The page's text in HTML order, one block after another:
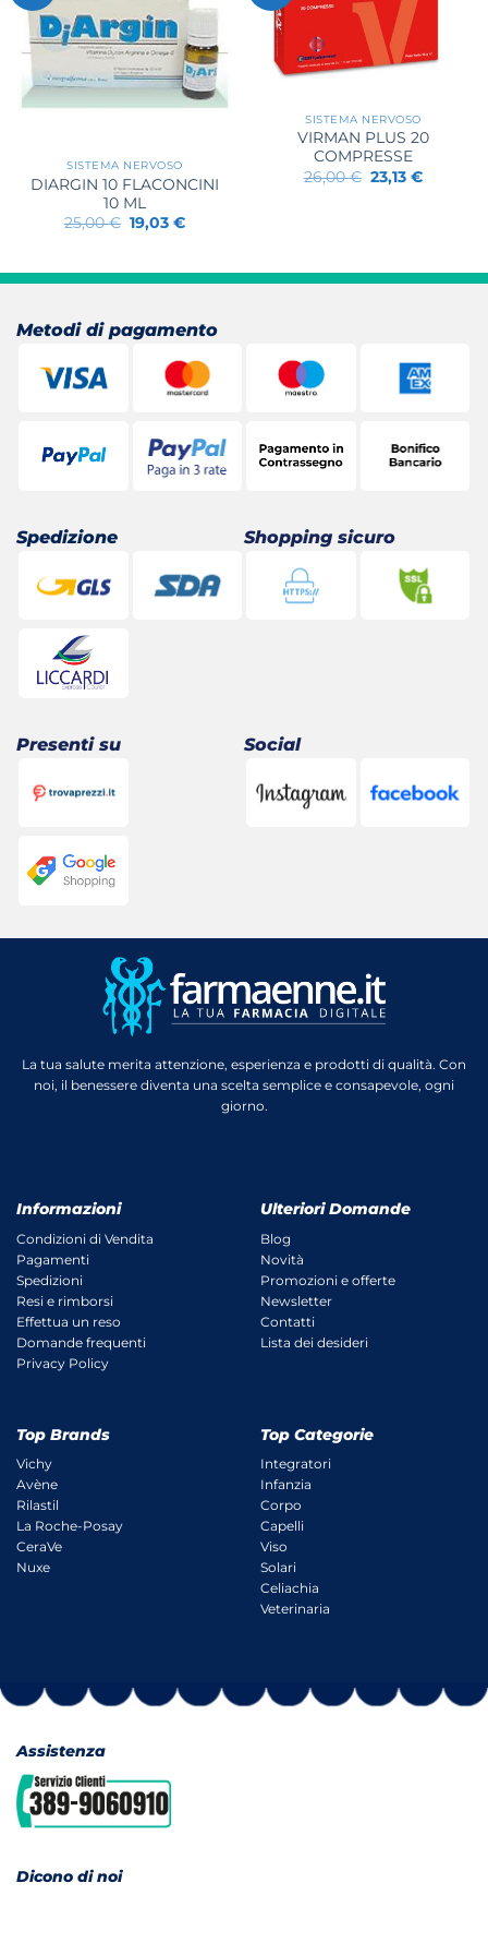
SISTEMA NERVOSO
DIARGIN 10 FLACONCINI
10 ML
25,00€ Il
prezzo
25,00 €.
19,03€Il
19,03 €.
SISTEMA NERVOSO
VIRMAN PLUS 20
COMPRESSE
26,00€ Il
prezzo
23,13€Il
Metodi di pagamento
Spedizione Shopping sicuro
Presenti su Social
La tua salute merita attenzione, esperienza e prodotti di qualità. Con
noi, il benessere diventa una scelta semplice e consapevole, ogni
giorno.
Informazioni
Condizioni di Vendita
Pagamenti
Spedizioni
Resi e rimborsi
Effettua un reso
Domande frequenti
Privacy Policy
Ulteriori Domande
Blog
Novità
Promozioni e offerte
Newsletter
Contatti
Lista dei desideri
Top Brands
Vichy
Avène
Rilastil
La Roche-Posay
CeraVe
Nuxe
Top Categorie
Integratori
Infanzia
Corpo
Capelli
Viso
Solari
Celiachia
Veterinaria
Assistenza
Dicono di noi